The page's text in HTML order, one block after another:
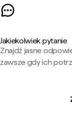
Jakiekolwiek pytanie
Znajdź jasne
zawsze gdy ich